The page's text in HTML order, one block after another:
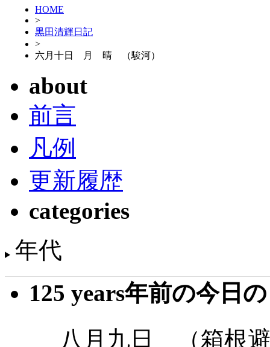
HOME
>
黒田清輝日記
>
六月十日 月 晴 （駿河）
about
前言
凡例
更新履歴
categories
年代
125 years年前の今日
八月九日 （箱根